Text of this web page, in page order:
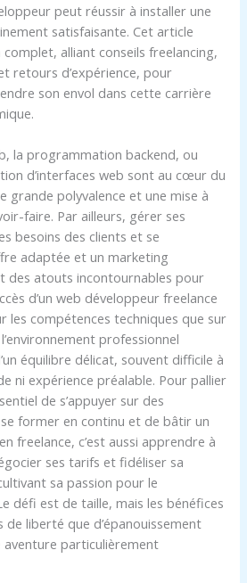
peut réussir à installer une
satisfaisante. Cet article
alliant conseils freelancing,
retours d’expérience, pour
son envol dans cette carrière
la programmation backend, ou
d’interfaces web sont au cœur du
grande polyvalence et une mise à
faire. Par ailleurs, gérer ses
besoins des clients et se
adaptée et un marketing
des atouts incontournables pour
d’un web développeur freelance
les compétences techniques que sur
professionnel
équilibre délicat, souvent difficile à
ni expérience préalable. Pour pallier
de s’appuyer sur des
former en continu et de bâtir un
freelance, c’est aussi apprendre à
ses tarifs et fidéliser sa
sa passion pour le
défi est de taille, mais les bénéfices
liberté que d’épanouissement
particulièrement